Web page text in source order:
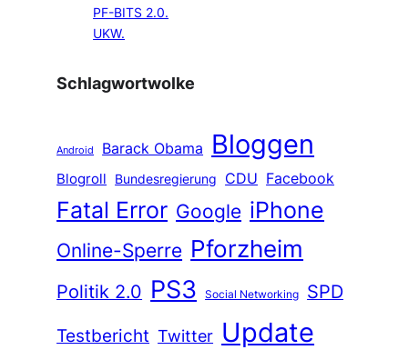
PF-BITS 2.0.
UKW.
Schlagwortwolke
Android Barack Obama Bloggen
Blogroll Bundesregierung CDU Facebook
Fatal Error Google iPhone
Online-Sperre Pforzheim
Politik 2.0 PS3 Social Networking
SPD
Testbericht Twitter Update